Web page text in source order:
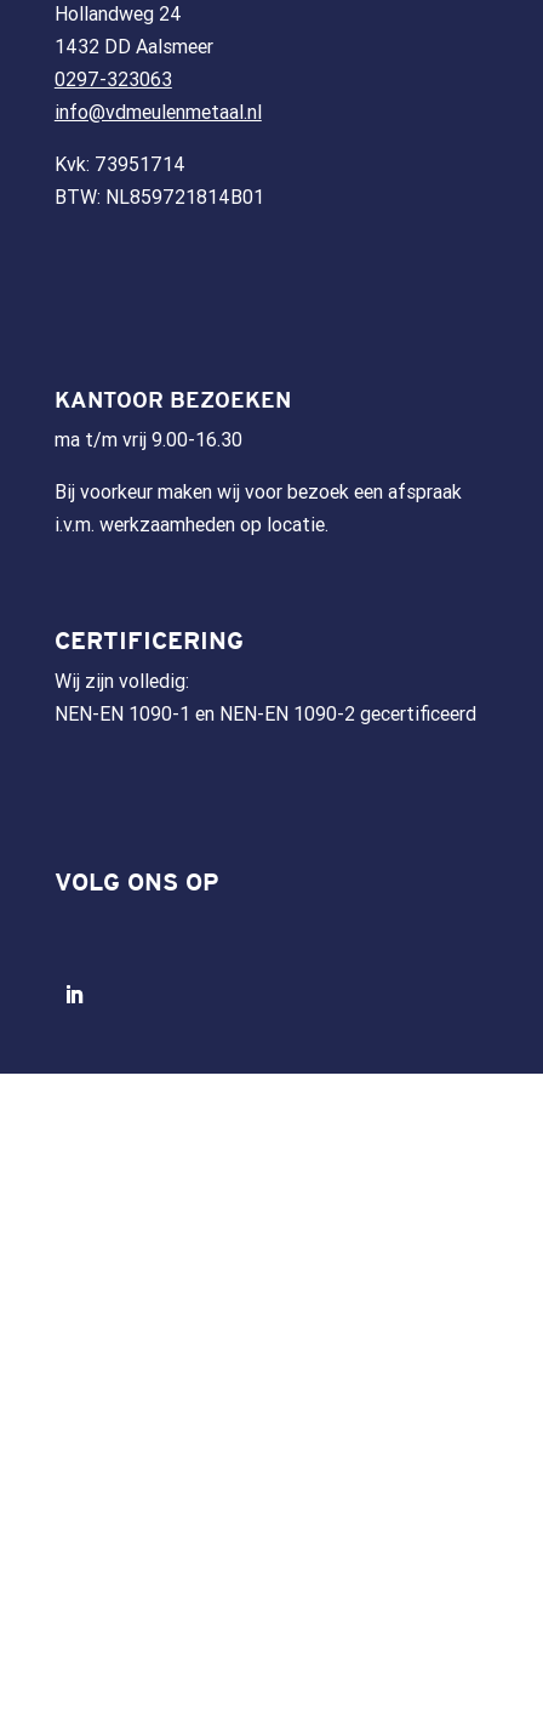
Hollandweg 24
1432 DD Aalsmeer
0297-323063
info@vdmeulenmetaal.nl
Kvk: 73951714
BTW: NL859721814B01
KANTOOR BEZOEKEN
ma t/m vrij 9.00-16.30
Bij voorkeur maken wij voor bezoek een afspraak
i.v.m. werkzaamheden op locatie.
CERTIFICERING
Wij zijn volledig:
NEN-EN 1090-1 en NEN-EN 1090-2 gecertificeerd
VOLG ONS OP